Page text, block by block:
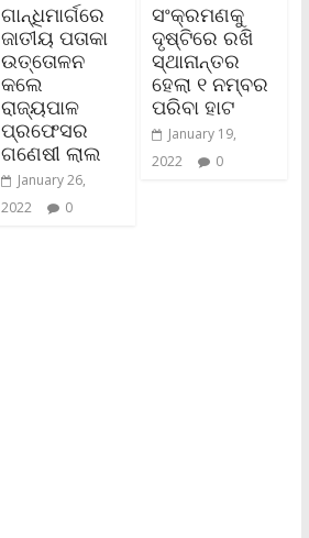
ଗାନ୍ଧିମାର୍ଗରେ
ଜାତୀୟ ପତାକା
ଉତ୍ତୋଳନ
କଲେ
ରାଜ୍ୟପାଳ
ପ୍ରଫେସର
ଗଣେଷୀ ଲାଲ
January 26,
2022
0
ସଂକ୍ରମଣକୁ
ଦୃଷ୍ଟିରେ ରଖି
ସ୍ଥାନାନ୍ତର
ହେଲା ୧ ନମ୍ବର
ପରିବା ହାଟ
January 19,
2022
0